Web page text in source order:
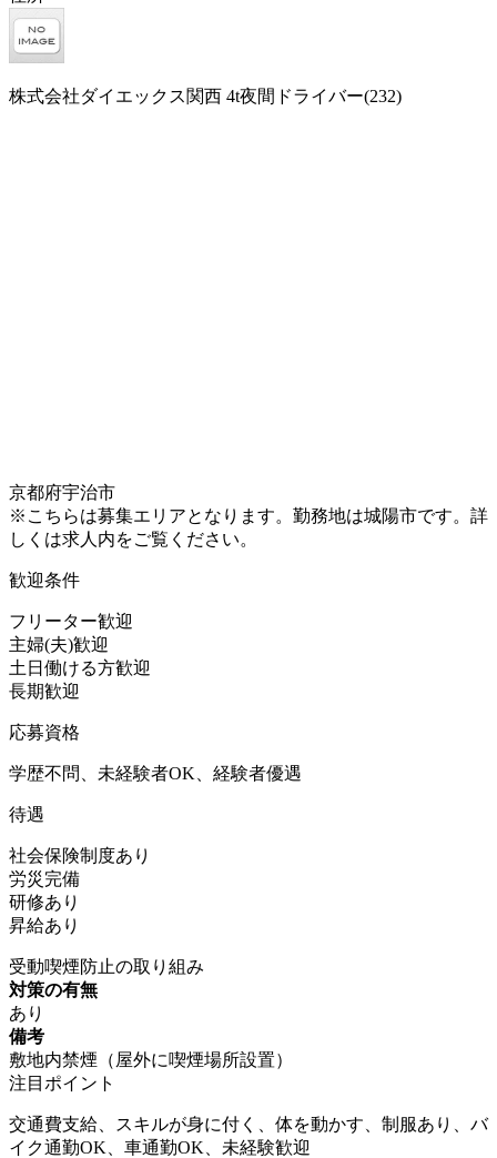
株式会社ダイエックス関西 4t夜間ドライバー(232)
京都府宇治市
※こちらは募集エリアとなります。勤務地は城陽市です。詳
しくは求人内をご覧ください。
歓迎条件
フリーター歓迎
主婦(夫)歓迎
土日働ける方歓迎
長期歓迎
応募資格
学歴不問、未経験者OK、経験者優遇
待遇
社会保険制度あり
労災完備
研修あり
昇給あり
受動喫煙防止の取り組み
対策の有無
あり
備考
敷地内禁煙（屋外に喫煙場所設置）
注目ポイント
交通費支給、スキルが身に付く、体を動かす、制服あり、バ
イク通勤OK、車通勤OK、未経験歓迎